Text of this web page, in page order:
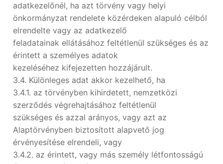
adatkezelőnél, ha azt törvény vagy helyi
önkormányzat rendelete közérdeken alapuló célból
elrendelte vagy az adatkezelő
feladatainak ellátásához feltétlenül szükséges és az
érintett a személyes adatok
kezeléséhez kifejezetten hozzájárult.
3.4. Különleges adat akkor kezelhető, ha
3.4.1. az törvényben kihirdetett, nemzetközi
szerződés végrehajtásához feltétlenül
szükséges és azzal arányos, vagy azt az
Alaptörvényben biztosított alapvető jog
érvényesítése elrendeli, vagy
3.4.2. az érintett, vagy más személy létfontosságú